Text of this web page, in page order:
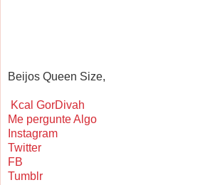
Beijos Queen Size,
Kcal GorDivah
Me pergunte Algo
Instagram
Twitter
FB
Tumblr